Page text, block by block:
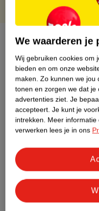
Over dit product
Productinformatie
Etiketinformatie
Nature Impact Score
Dit
Meer
Bestel &
We waarderen je
Wij gebruiken cookies om
bieden en om onze
maken. Zo kunnen we jou
tonen en zorgen we dat je
advertenties ziet. Je
accepteert. Je kunt je
intrekken. Meer informatie
verwerken lees je in ons